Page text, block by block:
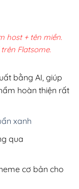
hiện
220,000₫.
host + tên miền.
Flatsome.
bằng AI, giúp
hoàn thiện rất
xanh
qua
cơ bản cho